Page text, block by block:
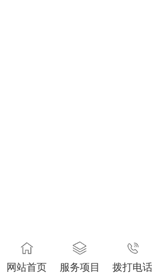
网站首页 服务项目 拨打电话